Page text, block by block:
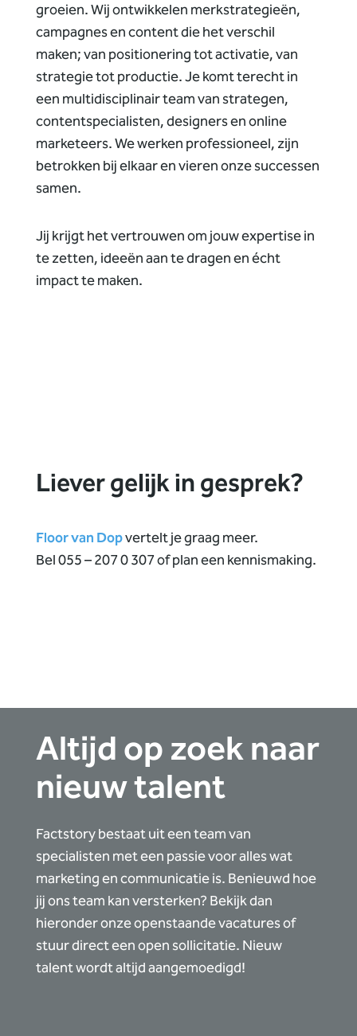
groeien. Wij ontwikkelen merkstrategieën,
campagnes en content die het verschil
maken; van positionering tot activatie, van
strategie tot productie. Je komt terecht in
een multidisciplinair team van strategen,
contentspecialisten, designers en online
marketeers. We werken professioneel, zijn
betrokken bij elkaar en vieren onze successen
samen.
Jij krijgt het vertrouwen om jouw expertise in
te zetten, ideeën aan te dragen en écht
impact te maken.
Liever gelijk in gesprek?
Floor van Dopvertelt je graag meer.
Bel 055 – 207 0 307 of plan een kennismaking.
Altijd op zoek naar
nieuw talent
Factstory bestaat uit een team van
specialisten met een passie voor alles wat
marketing en communicatie is. Benieuwd hoe
jij ons team kan versterken? Bekijk dan
hieronder onze openstaande vacatures of
stuur direct een open sollicitatie. Nieuw
talent wordt altijd aangemoedigd!